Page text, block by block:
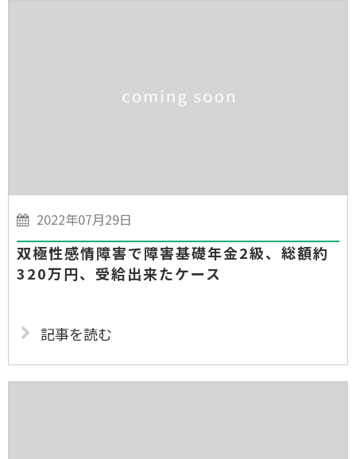
2022年07月29日
双極性感情障害で障害基礎年金2級、総額約
320万円、受給出来たケース
記事を読む